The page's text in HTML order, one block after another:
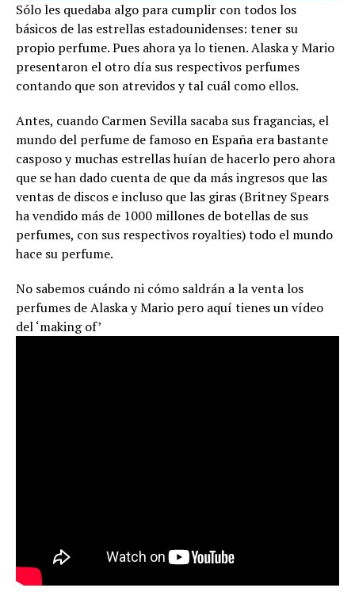
Sólo les quedaba algo para cumplir con todos los
básicos de las estrellas estadounidenses: tener su
propio perfume. Pues ahora ya lo tienen. Alaska y Mario
presentaron el otro día sus respectivos perfumes
contando que son atrevidos y tal cuál como ellos.
Antes, cuando Carmen Sevilla sacaba sus fragancias, el
mundo del perfume de famoso en España era bastante
casposo y muchas estrellas huían de hacerlo pero ahora
que se han dado cuenta de que da más ingresos que las
ventas de discos e incluso que las giras (Britney Spears
ha vendido más de 1000 millones de botellas de sus
perfumes, con sus respectivos royalties) todo el mundo
hace su perfume.
No sabemos cuándo ni cómo saldrán a la venta los
perfumes de Alaska y Mario pero aquí tienes un vídeo
del ‘making of’